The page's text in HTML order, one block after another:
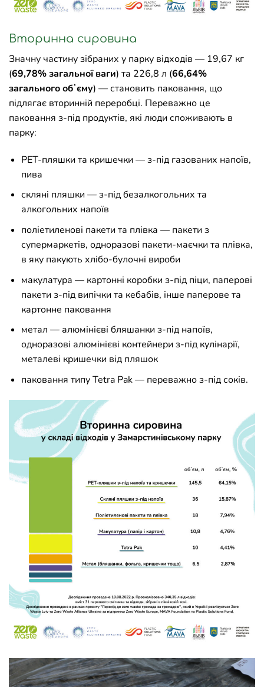
Вторинна сировина
Значну частину зібраних у парку відходів — 19,67 кг
(69,78% загальної ваги) та 226,8 л (66,64%
загального обʼєму) — становить паковання, що
підлягає вторинній переробці. Переважно це
паковання з-під продуктів, які люди споживають в
парку:
PET-пляшки та кришечки — з-під газованих напоїв,
пива
скляні пляшки — з-під безалкогольних та
алкогольних напоїв
поліетиленові пакети та плівка — пакети з
супермаркетів, одноразові пакети-маєчки та плівка,
в яку пакують хлібо-булочні вироби
макулатура — картонні коробки з-під піци, паперові
пакети з-під випічки та кебабів, інше паперове та
картонне паковання
метал — алюмінієві бляшанки з-під напоїв,
одноразові алюмінієві контейнери з-під кулінарії,
металеві кришечки від пляшок
паковання типу Tetra Pak — переважно з-під соків.